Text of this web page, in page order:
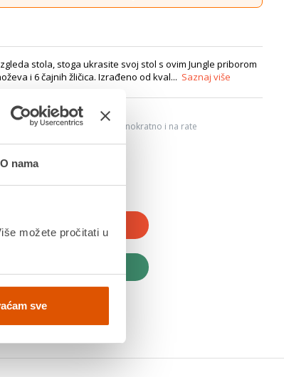
O nama
možete pročitati u
sve
stola, stoga ukrasite svoj stol s ovim Jungle priborom
i 6 čajnih žličica. Izrađeno od kval... Saznaj više
bankarstvom, karticama jednokratno i na rate